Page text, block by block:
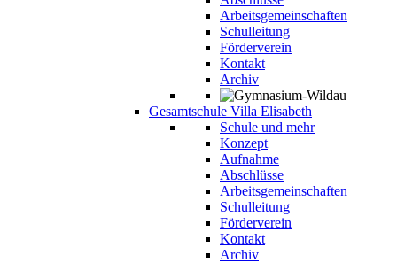
Arbeitsgemeinschaften
Schulleitung
Förderverein
Kontakt
Archiv
Gesamtschule Villa Elisabeth
Schule und mehr
Konzept
Aufnahme
Abschlüsse
Arbeitsgemeinschaften
Schulleitung
Förderverein
Kontakt
Archiv